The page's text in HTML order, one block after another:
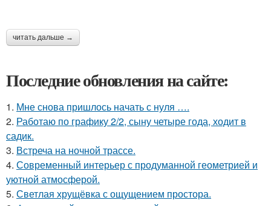
читать дальше →
Последние обновления на сайте:
1. Мне снова пришлось начать с нуля ….
2. Работаю по графику 2/2, сыну четыре года, ходит в
садик.
3. Встреча на ночной трассе.
4. Современный интерьер с продуманной геометрией и
уютной атмосферой.
5. Светлая хрущёвка с ощущением простора.